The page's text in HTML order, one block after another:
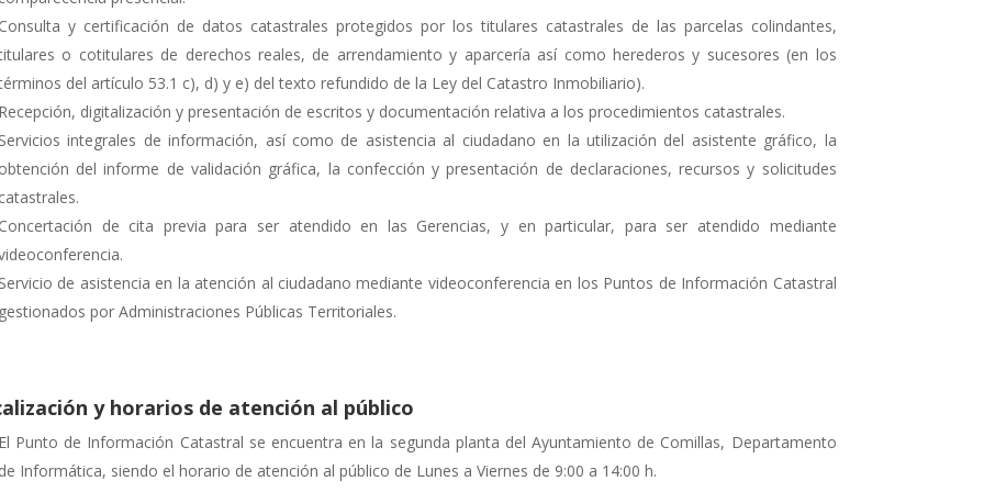
y certificación de datos catastrales protegidos por los titulares catastrales de las parcelas colindantes,
o cotitulares de derechos reales, de arrendamiento y aparcería así como herederos y sucesores (en los
del artículo 53.1 c), d) y e) del texto refundido de la Ley del Catastro Inmobiliario).
digitalización y presentación de escritos y documentación relativa a los procedimientos catastrales.
integrales de información, así como de asistencia al ciudadano en la utilización del asistente gráfico, la
del informe de validación gráfica, la confección y presentación de declaraciones, recursos y solicitudes
de cita previa para ser atendido en las Gerencias, y en particular, para ser atendido mediante
de asistencia en la atención al ciudadano mediante videoconferencia en los Puntos de Información Catastral
por Administraciones Públicas Territoriales.
y horarios de atención al público
Punto de Información Catastral se encuentra en la segunda planta del Ayuntamiento de Comillas, Departamento
Informática, siendo el horario de atención al público de Lunes a Viernes de 9:00 a 14:00 h.